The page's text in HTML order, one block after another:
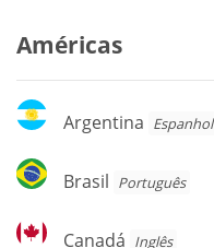
Américas
Argentina
Argentina Espanhol
Brasil
Brasil Português
Canadá
Canadá Inglês